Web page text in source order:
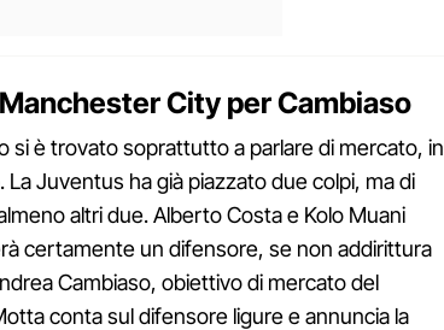
City per Cambiaso
si è trovato soprattutto a parlare di mercato, in
Juventus ha già piazzato due colpi, ma di
altri due. Alberto Costa e Kolo Muani
certamente un difensore, se non addirittura
Cambiaso, obiettivo di mercato del
conta sul difensore ligure e annuncia la